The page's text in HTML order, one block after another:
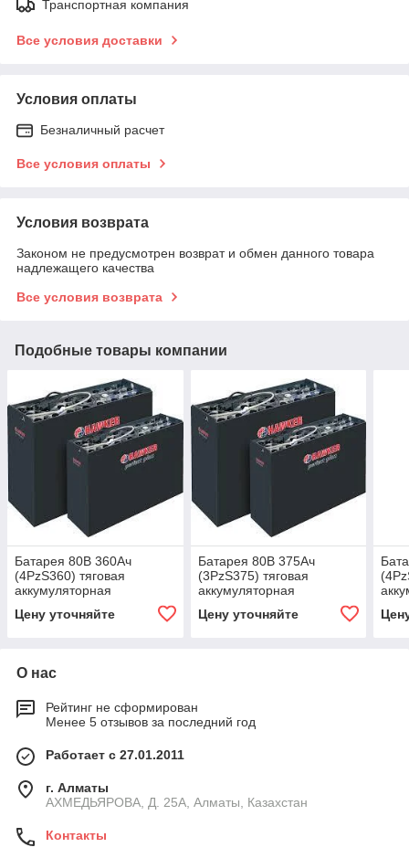
Транспортная компания
Все условия доставки
Условия оплаты
Безналичный расчет
Все условия оплаты
Условия возврата
Законом не предусмотрен возврат и обмен данного товара
надлежащего качества
Все условия возврата
Подобные товары компании
Батарея 80В 360Ач
(4PzS360) тяговая
аккумуляторная
Цену уточняйте
Батарея 80В 375Ач
(3PzS375) тяговая
аккумуляторная
Цену уточняйте
О нас
Рейтинг не сформирован
Менее 5 отзывов за последний год
Работает с 27.01.2011
г. Алматы
АХМЕДЬЯРОВА, Д. 25А, Алматы, Казахстан
Контакты